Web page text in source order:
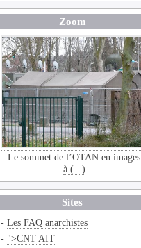
Zoom
Le sommet de l’OTAN en images
à (...)
Sites
-Les FAQ anarchistes
- ">CNT AIT